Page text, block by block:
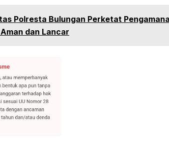
Polresta Bulungan Perketat
dan Lancar